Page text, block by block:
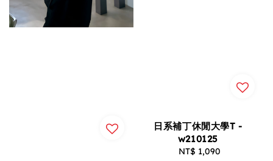
日系補丁休閒大學T -
w210125
Regular
NT$ 1,090